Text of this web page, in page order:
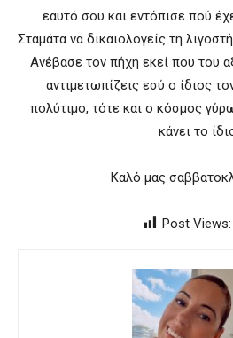
εαυτό σου και εντόπισε πού
Σταμάτα να δικαιολογείς τη
Ανέβασε τον πήχη εκεί που του
αντιμετωπίζεις εσύ ο ίδιος
πολύτιμο, τότε και ο κόσμος
κάνει το
Καλό μας
Post Views: